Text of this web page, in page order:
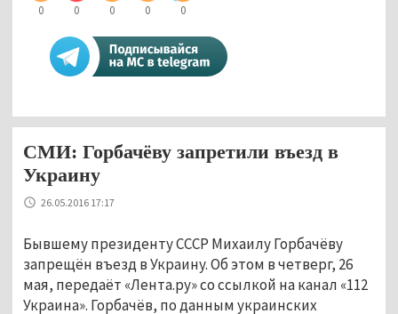
0 0 0 0 0
СМИ: Горбачёву запретили въезд в
Украину
26.05.2016 17:17
Бывшему президенту СССР Михаилу Горбачёву
запрещён въезд в Украину. Об этом в четверг, 26
мая, передаёт «Лента.ру» со ссылкой на канал «112
Украина». Горбачёв, по данным украинских